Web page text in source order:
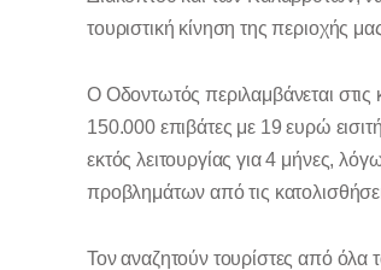
τουριστική κίνηση της περιοχής
Ο Οδοντωτός περιλαμβάνεται
150.000 επιβάτες με 19 ευρώ
εκτός λειτουργίας για 4 μήνες,
προβλημάτων από τις
Τον αναζητούν τουρίστες από όλα